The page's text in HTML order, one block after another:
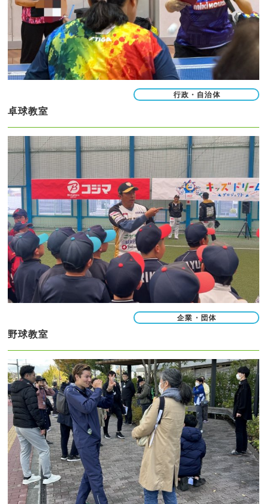
行政・自治体
卓球教室
企業・団体
野球教室